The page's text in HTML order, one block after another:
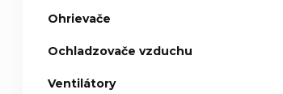
Ohrievače
Ochladzovače vzduchu
Ventilátory